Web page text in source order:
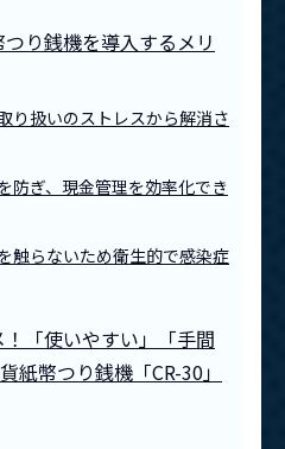
り銭機を導入するメリ
扱いのストレスから解消さ
ぎ、現金管理を効率化でき
らないため衛生的で感染症
「使いやすい」「手間
紙幣つり銭機「CR-30」